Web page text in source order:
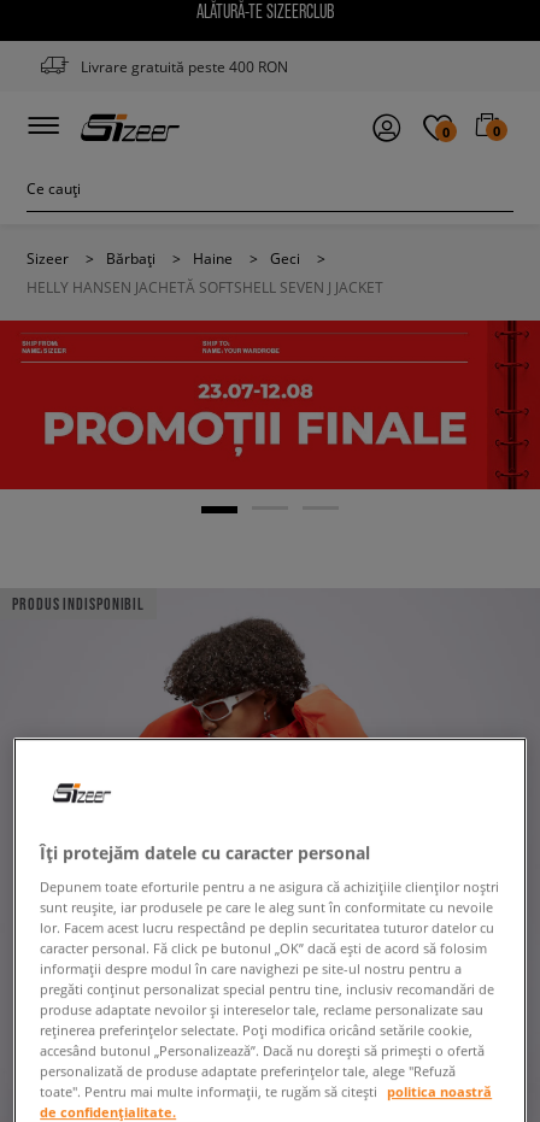
ALĂTURĂ-TE SIZEERCLUB
Livrare gratuită peste 400 RON
0 0
Sizeer > Bărbați > Haine > Geci
>
HELLY HANSEN JACHETĂ SOFTSHELL SEVEN J JACKET
PRODUS INDISPONIBIL
Îți protejăm datele cu caracter personal
Depunem toate eforturile pentru a ne asigura că achizițiile clienților noștri
sunt reușite, iar produsele pe care le aleg sunt în conformitate cu nevoile
lor. Facem acest lucru respectând pe deplin securitatea tuturor datelor cu
caracter personal. Fă click pe butonul „OK” dacă ești de acord să folosim
informații despre modul în care navighezi pe site-ul nostru pentru a
pregăti conținut personalizat special pentru tine, inclusiv recomandări de
produse adaptate nevoilor și intereselor tale, reclame personalizate sau
reținerea preferințelor selectate. Poți modifica oricând setările cookie,
accesând butonul „Personalizează”. Dacă nu dorești să primești o ofertă
personalizată de produse adaptate preferințelor tale, alege "Refuză
toate". Pentru mai multe informații, te rugăm să citești
politica noastră
de confidențialitate.